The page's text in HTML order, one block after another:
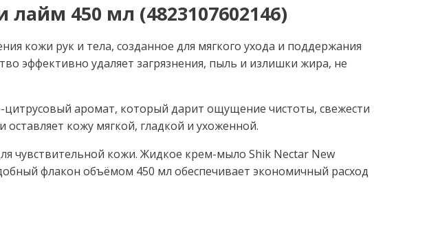
450 мл (4823107602146)
кожи рук и тела, созданное для мягкого ухода и поддержания
эффективно удаляет загрязнения, пыль и излишки жира, не
аромат, который дарит ощущение чистоты, свежести
кожу мягкой, гладкой и ухоженной.
чувствительной кожи. Жидкое крем-мыло Shik Nectar New
флакон объёмом 450 мл обеспечивает экономичный расход